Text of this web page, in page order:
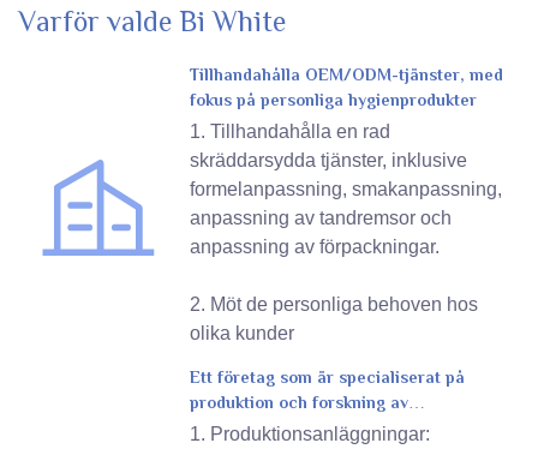
Varför valde Bi White
Tillhandahålla OEM/ODM-tjänster, med
fokus på personliga hygienprodukter
1. Tillhandahålla en rad
skräddarsydda tjänster, inklusive
formelanpassning, smakanpassning,
anpassning av tandremsor och
anpassning av förpackningar.
2. Möt de personliga behoven hos
olika kunder
Ett företag som är specialiserat på
produktion och forskning av
munvårdsprodukter
1. Produktionsanläggningar: